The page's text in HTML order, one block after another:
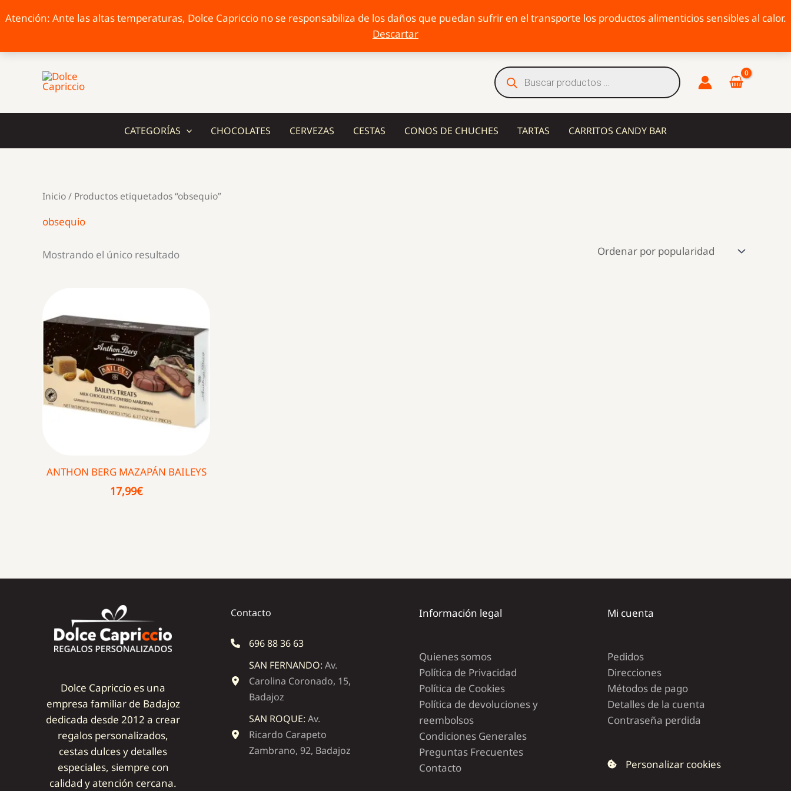
Atención: Ante las altas temperaturas, Dolce Capriccio no se responsabiliza de los daños que puedan sufrir en el transporte los productos alimenticios sensibles al calor.
Descartar
contenido
Búsqueda
de
productos
CATEGORÍAS CHOCOLATES CERVEZAS CESTAS CONOS DE CHUCHES TARTAS CARRITOS CANDY BAR
Inicio/ Productos etiquetados “obsequio”
obsequio
Mostrando el único resultado
ANTHON BERG MAZAPÁN BAILEYS
17,99€
Dolce Capriccio es una
empresa familiar de Badajoz
dedicada desde 2012 a crear
regalos personalizados,
cestas dulces y detalles
especiales, siempre con
calidad y atención cercana.
Contacto
696 88 36 63
SAN FERNANDO: Av.
Carolina Coronado, 15,
Badajoz
SAN ROQUE: Av.
Ricardo Carapeto
Zambrano, 92, Badajoz
Información legal
Quienes somos
Política de Privacidad
Política de Cookies
Política de devoluciones y
reembolsos
Condiciones Generales
Preguntas Frecuentes
Contacto
Mi cuenta
Pedidos
Direcciones
Métodos de pago
Detalles de la cuenta
Contraseña perdida
Personalizar cookies